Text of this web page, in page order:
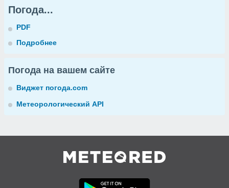
Погода...
PDF
Подробнее
Погода на вашем сайте
Виджет погода.com
Метеорологический API